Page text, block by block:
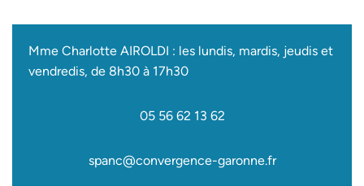
Mme Charlotte AIROLDI : les lundis, mardis, jeudis et
vendredis, de 8h30 à 17h30
05 56 62 13 62
spanc@convergence-garonne.fr